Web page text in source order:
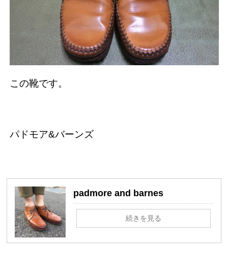
この靴です。
パドモア&バーンズ
padmore and barnes
続きを見る